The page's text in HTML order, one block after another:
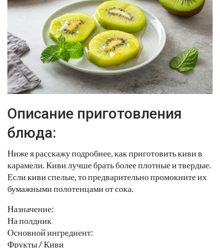
Описание приготовления
блюда:
Ниже я расскажу подробнее, как приготовить киви в
карамели. Киви лучше брать более плотные и твердые.
Если киви спелые, то предварительно промокните их
бумажными полотенцами от сока.
Назначение:
На полдник
Основной ингредиент:
Фрукты / Киви